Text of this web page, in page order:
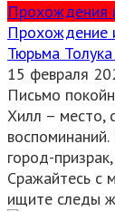
Прохождения
Прохождение
Тюрьма
15 февраля
Письмо
Хилл – место,
город-
Сражайтесь с
ищите следы